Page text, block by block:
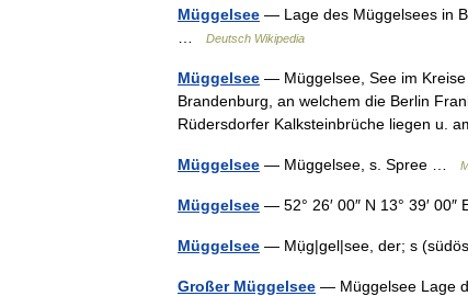
Müggelsee — Lage des Müggelsees in
Deutsch Wikipedia
Müggelsee — Müggelsee, See im
Brandenburg, an welchem die Berlin
Rüdersdorfer Kalksteinbrüche liegen u.
Müggelsee — Müggelsee, s. Spree …
Müggelsee — 52° 26′ 00″ N 13° 39′
Müggelsee — Mụ̈g|gel|see, der; s
Großer Müggelsee — Müggelsee Lage